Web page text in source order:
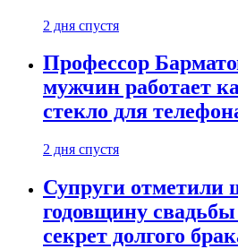
2 дня спустя
Профессор
мужчин работает
стекло для
2 дня спустя
Супруги отметили
годовщину
секрет долгого